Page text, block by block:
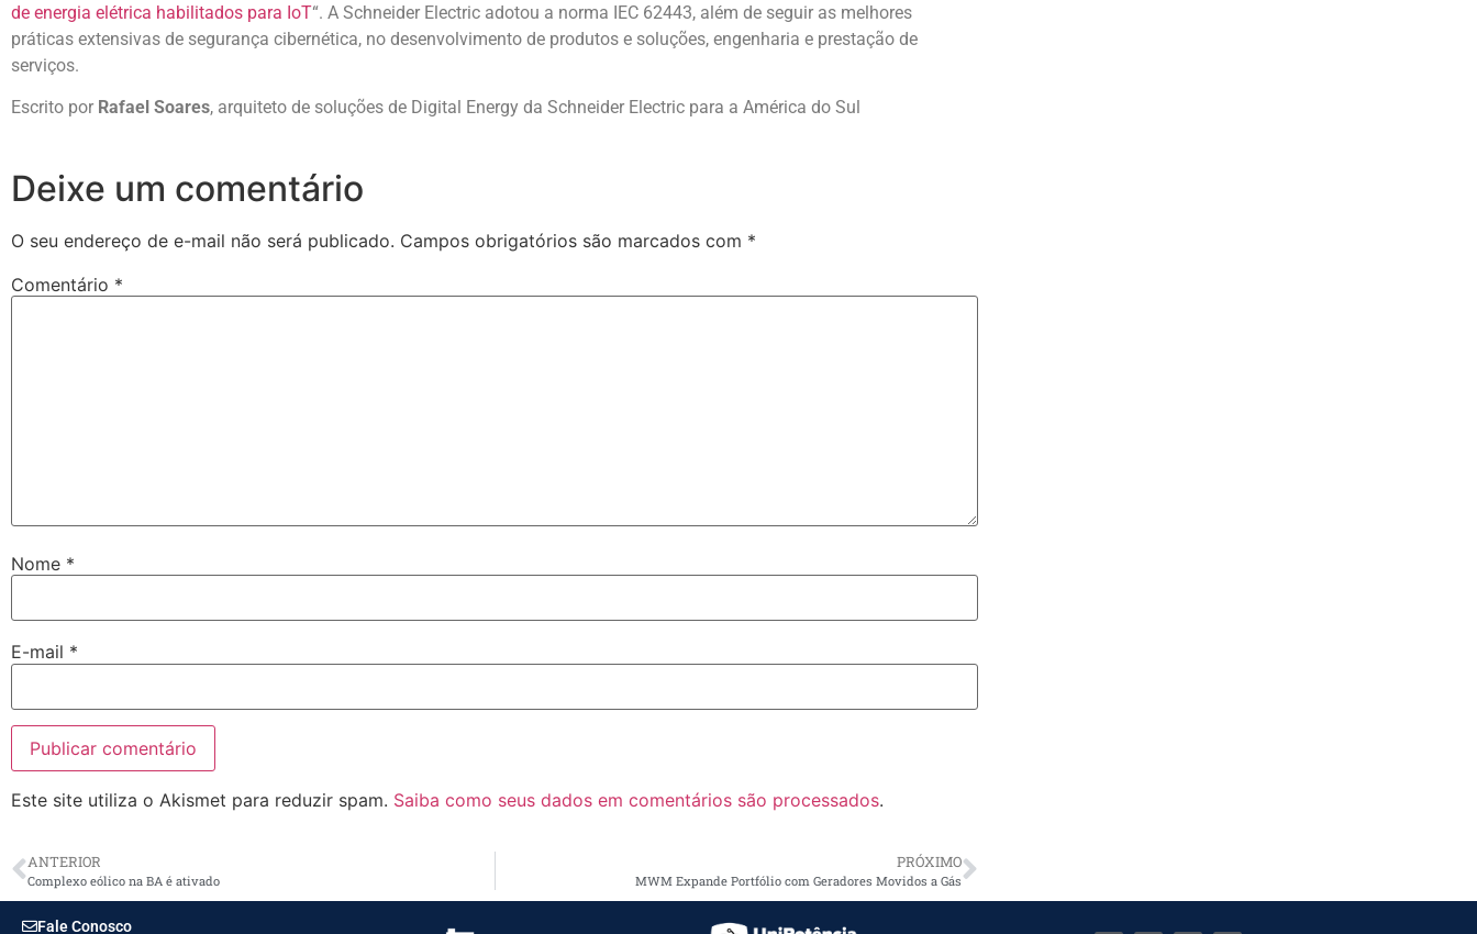
de energia elétrica habilitados para IoT“. A Schneider Electric adotou a norma IEC 62443, além de seguir as melhores
práticas extensivas de segurança cibernética, no desenvolvimento de produtos e soluções, engenharia e prestação de
serviços.
Escrito por Rafael Soares, arquiteto de soluções de Digital Energy da Schneider Electric para a América do Sul
Deixe um comentário
O seu endereço de e-mail não será publicado. Campos obrigatórios são marcados com *
Comentário *
Nome *
E-mail *
Este site utiliza o Akismet para reduzir spam. Saiba como seus dados em comentários são processados.
ANTERIOR
Complexo eólico na BA é ativado
PRÓXIMO
MWM Expande Portfólio com Geradores Movidos a Gás
Fale Conosco